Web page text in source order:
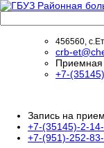
456560,
crb-
Приемная
+7-
Запись на
+7-(35145)-2-
+7-(951)-252-